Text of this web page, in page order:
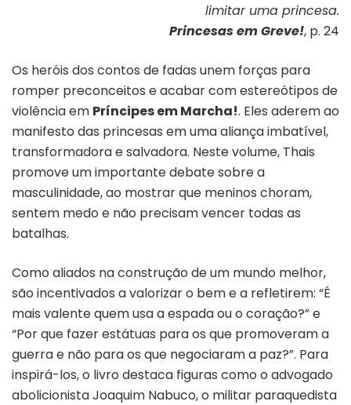
limitar uma princesa.
Princesas em Greve!, p. 24
Os heróis dos contos de fadas unem forças para
romper preconceitos e acabar com estereótipos de
violência em Príncipes em Marcha!. Eles aderem ao
manifesto das princesas em uma aliança imbatível,
transformadora e salvadora. Neste volume, Thais
promove um importante debate sobre a
masculinidade, ao mostrar que meninos choram,
sentem medo e não precisam vencer todas as
batalhas.
Como aliados na construção de um mundo melhor,
são incentivados a valorizar o bem e a refletirem: “É
mais valente quem usa a espada ou o coração?” e
“Por que fazer estátuas para os que promoveram a
guerra e não para os que negociaram a paz?”. Para
inspirá-los, o livro destaca figuras como o advogado
abolicionista Joaquim Nabuco, o militar paraquedista